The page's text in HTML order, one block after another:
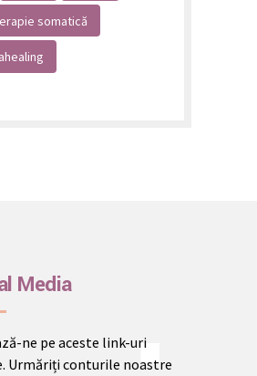
somatică
Media
ne pe aceste link-uri
Urmăriți conturile noastre